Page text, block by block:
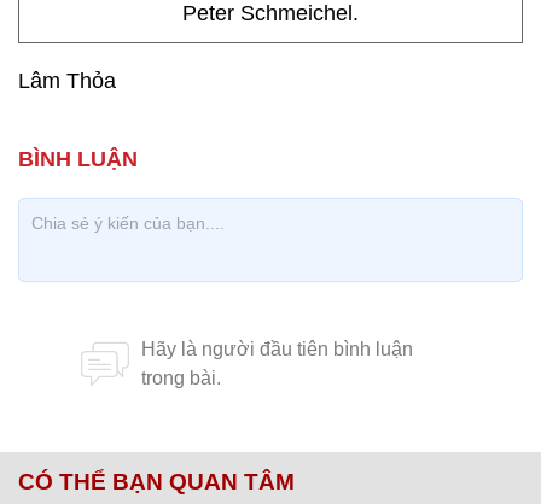
Peter Schmeichel.
Lâm Thỏa
CÓ THỂ BẠN QUAN TÂM